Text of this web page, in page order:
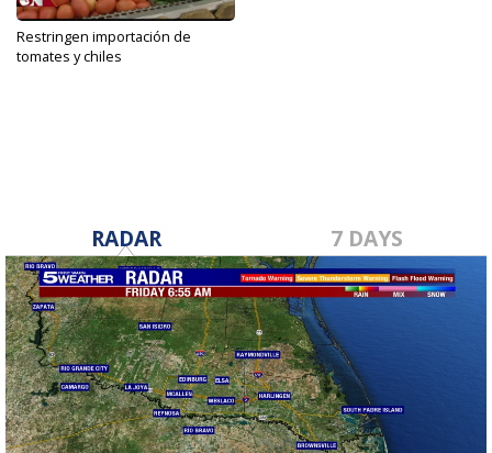
Restringen importación de
tomates y chiles
RADAR 7 DAYS